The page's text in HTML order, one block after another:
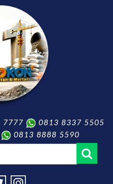
7777
0813 8337 5505
0813 8888 5590